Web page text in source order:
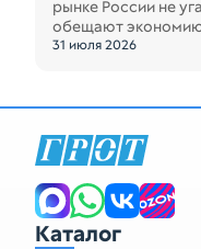
рынке России не
обещают
31 июля 2026
Каталог